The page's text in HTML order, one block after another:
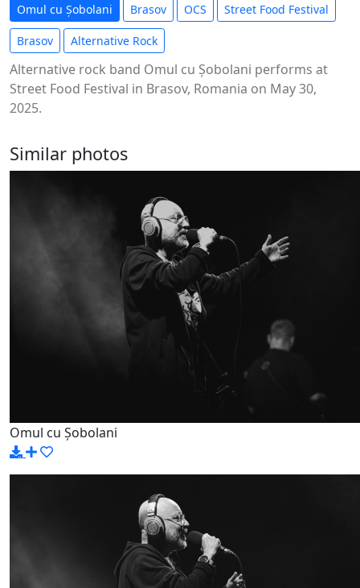
Omul cu Șobolani Brasov OCS Street Food Festival
Brasov Alternative Rock
Alternative rock band Omul cu Șobolani performs at
Street Food Festival in Brasov, Romania on May 30,
2025.
Similar photos
Omul cu Șobolani